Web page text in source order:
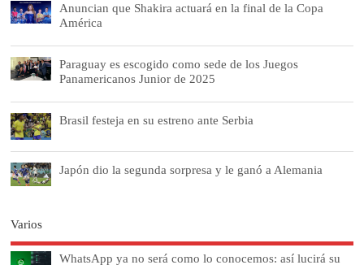
Anuncian que Shakira actuará en la final de la Copa
América
Paraguay es escogido como sede de los Juegos
Panamericanos Junior de 2025
Brasil festeja en su estreno ante Serbia
Japón dio la segunda sorpresa y le ganó a Alemania
Varios
WhatsApp ya no será como lo conocemos: así lucirá su